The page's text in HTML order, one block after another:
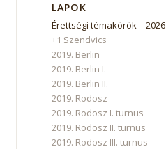
LAPOK
Érettségi témakörök – 2026
+1 Szendvics
2019. Berlin
2019. Berlin I.
2019. Berlin II.
2019. Rodosz
2019. Rodosz I. turnus
2019. Rodosz II. turnus
2019. Rodosz III. turnus